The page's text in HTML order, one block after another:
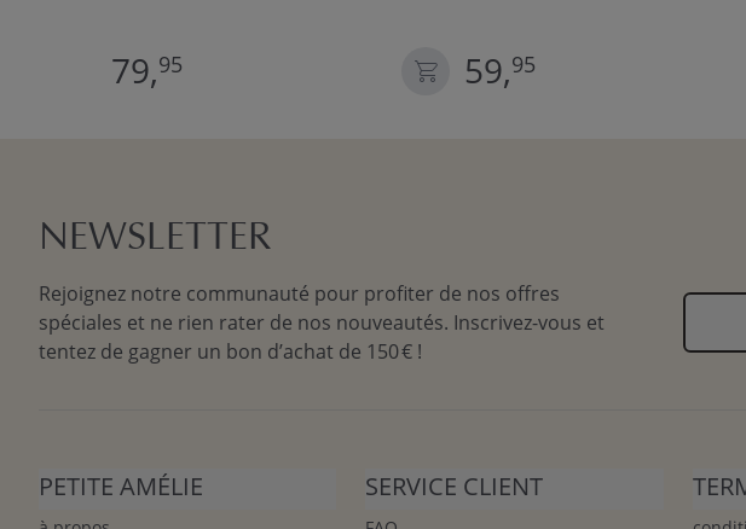
79,95 59,95
NEWSLETTER
Rejoignez notre communauté pour profiter de nos offres
spéciales et ne rien rater de nos nouveautés. Inscrivez-vous et
tentez de gagner un bon d’achat de 150 € !
PETITE AMÉLIE SERVICE CLIENT